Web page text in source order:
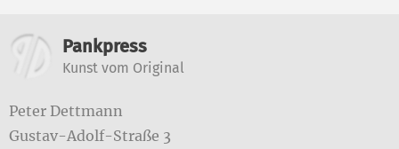
Weitere Informationen
Pankpress
Kunst vom Original
Peter Dettmann
Gustav-Adolf-Straße 3